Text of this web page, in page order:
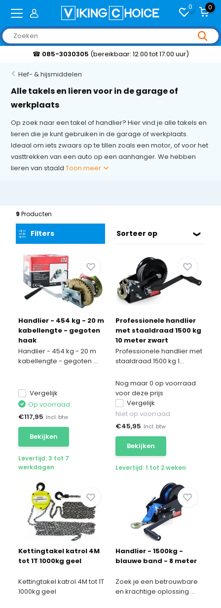
0 0
☎ 085-3030305 (bereikbaar: 12.00 tot 17.00 uur)
Hef- & hijsmiddelen
Alle takels en lieren voor in de garage of
werkplaats
Op zoek naar een takel of handlier? Hier vind je alle takels en
lieren die je kunt gebruiken in de garage of werkplaats.
Ideaal om iets zwaars op te tillen zoals een motor, of voor het
vasttrekken van een auto op een aanhanger. We hebben
lieren van staaldToon meer
9Producten
Filters Sorteer op
Handlier - 454 kg - 20 m
kabellengte - gegoten
haak
Handlier - 454 kg - 20 m
kabellengte - gegoten ...
Vergelijk
Op voorraad
€117,95 Incl. btw
Bekijken
Levertijd: 3 tot 7
werkdagen
Professionele handlier
met staaldraad 1500 kg
10 meter zwart
Professionele handlier met
staaldraad 1500 kg 1...
Nog maar 0 op voorraad
voor deze prijs
Vergelijk
Niet op voorraad
€45,95 Incl. btw
Bekijken
Levertijd: 1 tot 2 weken
Kettingtakel katrol 4M
tot 1T 1000kg geel
Kettingtakel katrol 4M tot 1T
1000kg geel
Handlier - 1500kg -
blauwe band - 8 meter
Zoek je een betrouwbare
en krachtige oplossing ...